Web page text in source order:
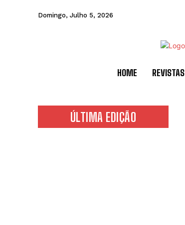
Domingo, Julho 5, 2026
HOME REVISTAS
ÚLTIMA EDIÇÃO